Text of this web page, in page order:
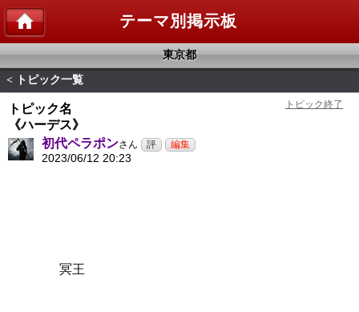
テーマ別掲示板
東京都
< トピック一覧
トピック名
《ハーデス》
初代ペラポンさん
2023/06/12 20:23
冥王